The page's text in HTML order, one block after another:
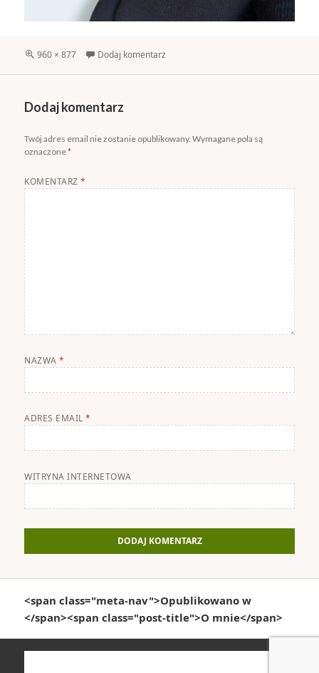
Pełny
960 × 877 Dodaj komentarz
Dodaj komentarz
Twój adres email nie zostanie opublikowany. Wymagane pola są
oznaczone*
KOMENTARZ*
NAZWA*
ADRES EMAIL*
WITRYNA INTERNETOWA
wpisu
<span class="meta-nav">Opublikowano w
</span><span class="post-title">O mnie</span>